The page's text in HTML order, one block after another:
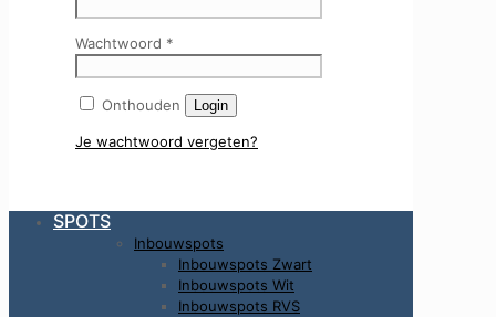
Wachtwoord *
Onthouden Login
Je wachtwoord vergeten?
SPOTS
Inbouwspots
Inbouwspots Zwart
Inbouwspots Wit
Inbouwspots RVS